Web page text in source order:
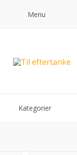
Menu
Kategorier